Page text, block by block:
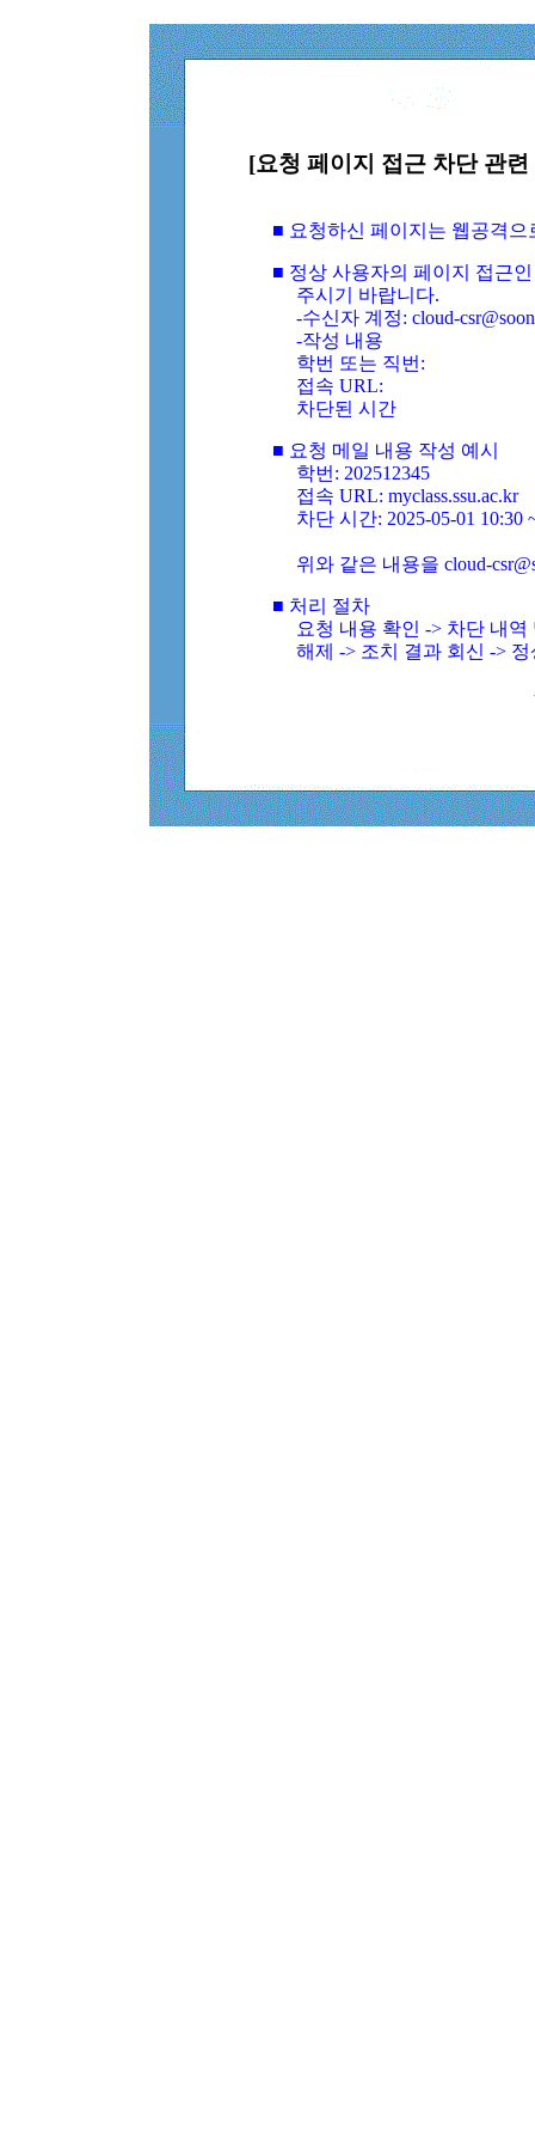
[요청 페이지 접근 차단 관
■ 요청하신 페이지는 웹공격
■ 정상 사용자의 페이지 접근
주시기 바랍니다.
-수신자 계정: cloud-
-작성 내용
학번 또는 직번:
접속 URL:
차단된 시간
■ 요청 메일 내용 작성 예시
학번: 202512345
접속 URL: myclass.ssu.ac.kr
차단 시간: 2025-05-01 10:30
위와 같은 내용을 cloud-
■ 처리 절차
요청 내용 확인 -> 차단 내
해제 -> 조치 결과 회신 ->